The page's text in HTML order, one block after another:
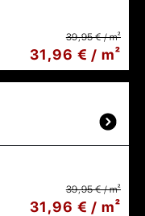
39,95 € / m²
31,96 € / m²
39,95 € / m²
31,96 € / m²